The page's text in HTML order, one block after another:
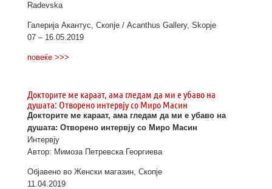
Radevska
Галерија Акантус, Скопје / Acanthus Gallery, Skopje
07 – 16.05.2019
повеќе >>>
Докторите ме караат, ама гледам да ми е убаво на
душата: Отворено интервју со Миро Масин
Докторите ме караат, ама гледам да ми е убаво на
душата: Отворено интервју со Миро Масин
Интервју
Автор: Мимоза Петревска Георгиева
Објавено во Женски магазин, Скопје
11.04.2019